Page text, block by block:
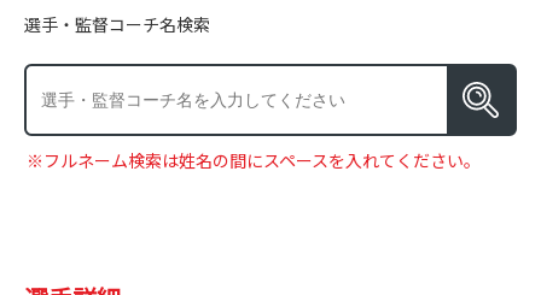
選手・監督コーチ名検索
※フルネーム検索は姓名の間にスペースを入れてください。